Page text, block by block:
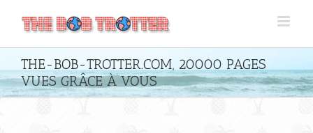
contenu
THE-BOB-TROTTER.COM, 20000 PAGES
VUES GRÂCE À VOUS